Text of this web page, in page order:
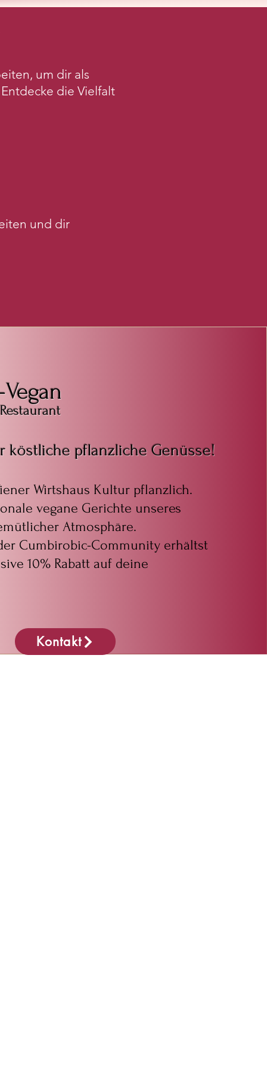
um dir als
die Vielfalt
und dir
köstliche pflanzliche Genüsse!
Restaurant
Wirtshaus Kultur pflanzlich.
vegane Gerichte unseres
Atmosphäre.
Cumbirobic-Community erhältst
10% Rabatt auf deine
Kontakt